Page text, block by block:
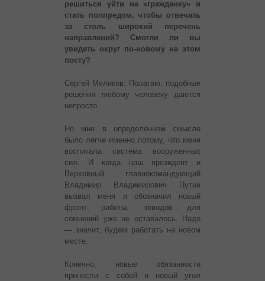
решиться уйти на «гражданку» и
стать полпредом, чтобы отвечать
за столь широкий перечень
направлений? Смогли ли вы
увидеть округ по-новому на этом
посту?
Сергей Меликов: Полагаю, подобные
решения любому человеку даются
непросто.
Но мне в определенном смысле
было легче именно потому, что меня
воспитала система вооруженных
сил. И когда наш президент и
Верховный главнокомандующий
Владимир Владимирович Путин
вызвал меня и обозначил новый
фронт работы, поводов для
сомнений уже не оставалось. Надо
— значит, будем работать на новом
месте.
Конечно, новые обязанности
принесли с собой и новый угол